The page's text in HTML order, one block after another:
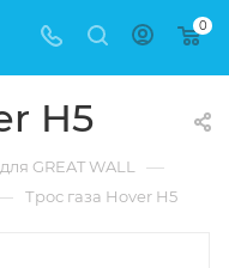
0
H5
GREAT WALL —
Трос газа Hover H5